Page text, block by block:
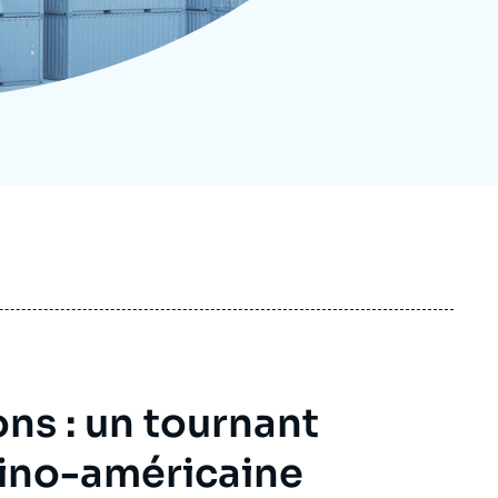
de référence
- Défense
: un tournant
américaine